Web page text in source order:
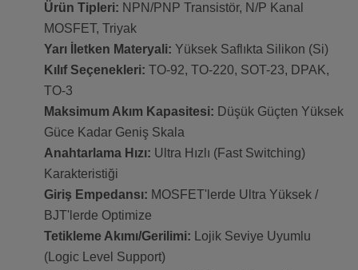
Ürün Tipleri: NPN/PNP Transistör, N/P Kanal
MOSFET, Triyak
Yarı İletken Materyali: Yüksek Saflıkta Silikon (Si)
Kılıf Seçenekleri: TO-92, TO-220, SOT-23, DPAK,
TO-3
Maksimum Akım Kapasitesi: Düşük Güçten Yüksek
Güce Kadar Geniş Skala
Anahtarlama Hızı: Ultra Hızlı (Fast Switching)
Karakteristiği
Giriş Empedansı: MOSFET'lerde Ultra Yüksek /
BJT'lerde Optimize
Tetikleme Akımı/Gerilimi: Lojik Seviye Uyumlu
(Logic Level Support)